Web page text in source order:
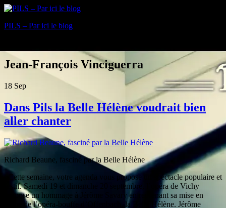
PILS – Par ici le blog
Jean-François Vinciguerra
18 Sep
Dans Pils la Belle Hélène voudrait bien
aller chanter
Richard Beaune, fasciné par la Belle Hélène
Cette semaine, votre agenda vous propose un spectacle populaire et
festif. Samedi 19 et dimanche 20 septembre, l’opéra de Vichy
propose un hommage à Jérôme Savary en reprenant sa mise en
scène de l’opéra-bouffe d’Offenbach, la Belle Hélène. Jérôme